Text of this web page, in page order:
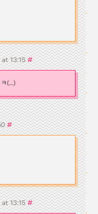
at 13:15#
(...)
#
at 13:15#